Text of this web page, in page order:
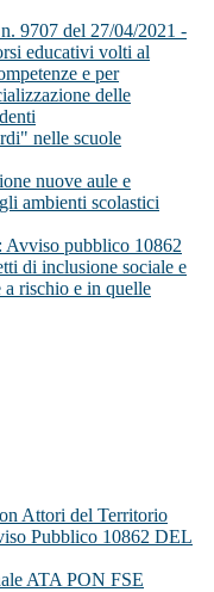
9707 del 27/04/2021 -
educativi volti al
e per
delle
nelle scuole
nuove aule e
ambienti scolastici
pubblico 10862
di inclusione sociale e
a rischio e in quelle
Attori del Territorio
Pubblico 10862 DEL
ATA PON FSE